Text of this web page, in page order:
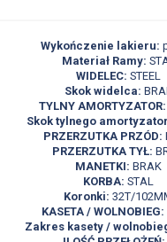
Wykończenie lakieru:
Materiał Ramy:
WIDELEC: STEEL
Skok widelca:
TYLNY AMORTYZATOR:
Skok tylnego
PRZERZUTKA PRZÓD:
PRZERZUTKA TYŁ:
MANETKI: BRAK
KORBA: STAL
Koronki: 32T/
KASETA / WOLNOBIEG:
Zakres kasety /